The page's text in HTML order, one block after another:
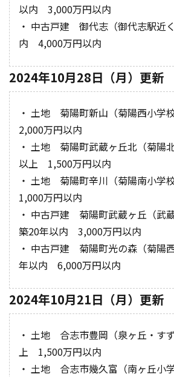
以内 3,000万円以内
・ 中古戸建 御代志（御代志駅近
内 4,000万円以内
2024年10月28日（月）更新
・ 土地 菊陽町新山（菊陽西小学
2,000万円以内
・ 土地 菊陽町武蔵ヶ丘北（菊陽
以上 1,500万円以内
・ 土地 菊陽町辛川（菊陽南小学
1,000万円以内
・ 中古戸建 菊陽町武蔵ヶ丘（武
築20年以内 3,000万円以内
・ 中古戸建 菊陽町光の森（菊陽
年以内 6,000万円以内
2024年10月21日（月）更新
・ 土地 合志市豊岡（泉ヶ丘・す
上 1,500万円以内
・ 土地 合志市幾久富（南ヶ丘小